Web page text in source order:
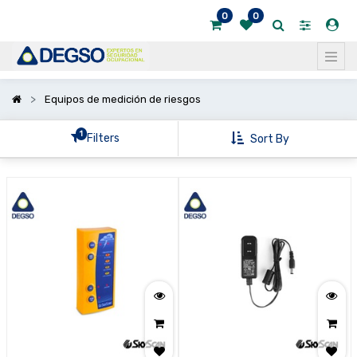
0 0
Equipos de medición de riesgos
1 Filters Sort By